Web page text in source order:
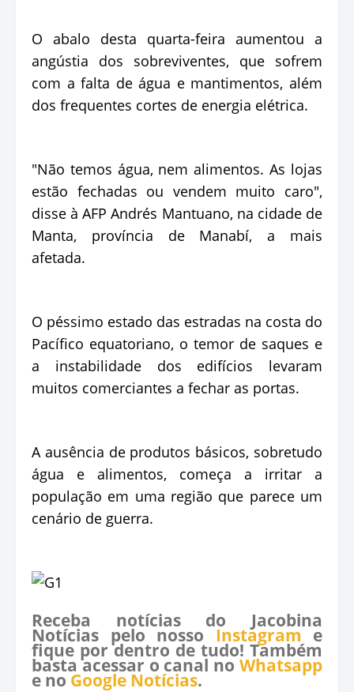
O abalo desta quarta-feira aumentou a
angústia dos sobreviventes, que sofrem
com a falta de água e mantimentos, além
dos frequentes cortes de energia elétrica.
"Não temos água, nem alimentos. As lojas
estão fechadas ou vendem muito caro",
disse à AFP Andrés Mantuano, na cidade de
Manta, província de Manabí, a mais
afetada.
O péssimo estado das estradas na costa do
Pacífico equatoriano, o temor de saques e
a instabilidade dos edifícios levaram
muitos comerciantes a fechar as portas.
A ausência de produtos básicos, sobretudo
água e alimentos, começa a irritar a
população em uma região que parece um
cenário de guerra.
Receba notícias do Jacobina
Notícias pelo nosso Instagram e
fique por dentro de tudo! Também
basta acessar o canal no Whatsapp
e no Google Notícias.